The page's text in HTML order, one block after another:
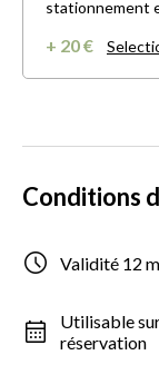
stationnement
+ 20 €
Conditions
Validité 12
Utilisable
réservation